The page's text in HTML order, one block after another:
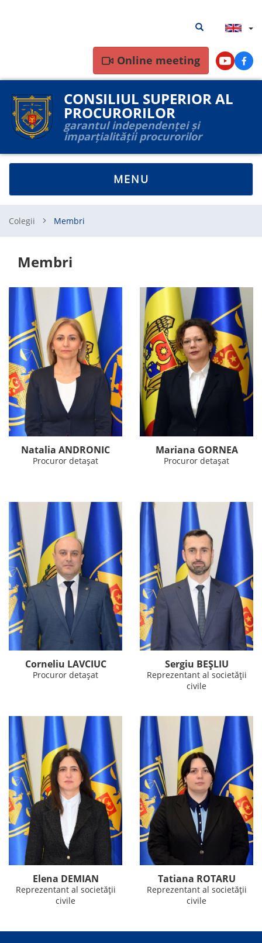
Search
results
Search results
Online meeting Youtube
CONSILIUL SUPERIOR AL
PROCURORILOR
garantul independenței și
imparțialității procurorilor
TOGGLE
NAVIGATION
MENU
Colegii Membri
Membri
Natalia ANDRONIC
Procuror detașat
Mariana GORNEA
Procuror detașat
Corneliu LAVCIUC
Procuror detașat
Sergiu BEȘLIU
Reprezentant al societății
civile
Elena DEMIAN
Reprezentant al societății
civile
Tatiana ROTARU
Reprezentant al societății
civile